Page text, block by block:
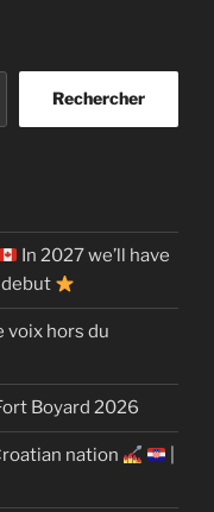
Rechercher
In 2027 we’ll have
voix hors du
Boyard 2026
nation